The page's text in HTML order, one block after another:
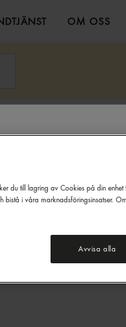
OM OSS
måste du vara 20 år
JAG ÄR 20 ÅR ELLER
du till lagring av Cookies på din
bistå i våra marknadsföringsinsatser.
Avvisa alla